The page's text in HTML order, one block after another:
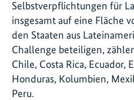
Selbstverpflichtungen für
insgesamt auf eine Fläche
den Staaten aus
Challenge beteiligen,
Chile, Costa Rica, Ecuador,
Honduras, Kolumbien,
Peru.